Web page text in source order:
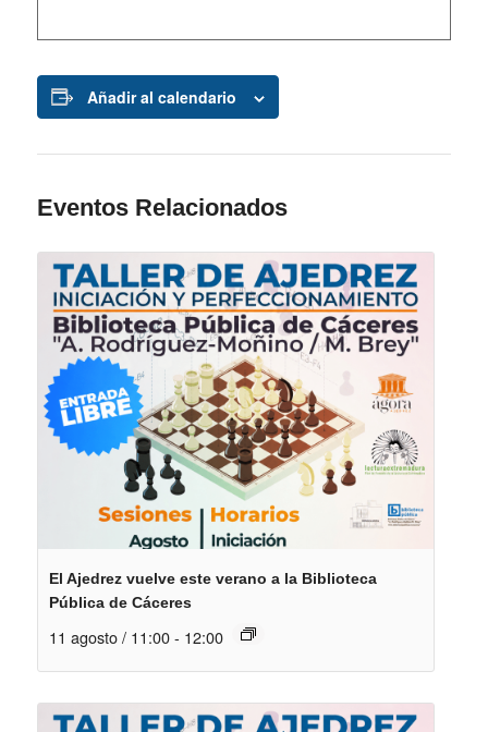
Añadir al calendario
Eventos Relacionados
El Ajedrez vuelve este verano a la Biblioteca
Pública de Cáceres
11 agosto / 11:00 - 12:00